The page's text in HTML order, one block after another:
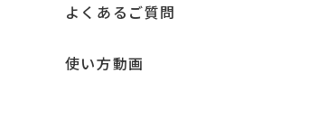
よくあるご質問
使い方動画